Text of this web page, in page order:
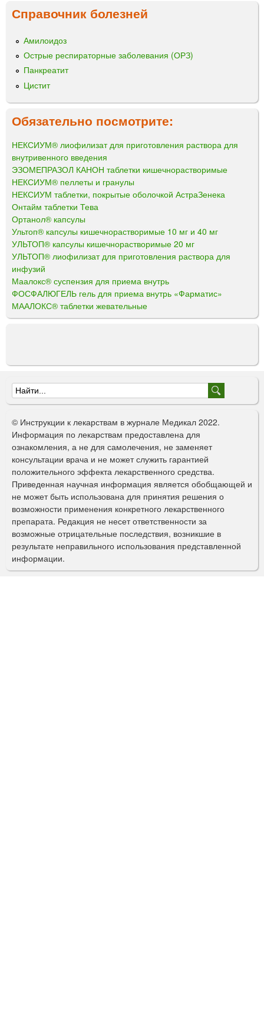
Справочник болезней
Амилоидоз
Острые респираторные заболевания (ОРЗ)
Панкреатит
Цистит
Обязательно посмотрите:
НЕКСИУМ® лиофилизат для приготовления раствора для
внутривенного введения
ЭЗОМЕПРАЗОЛ КАНОН таблетки кишечнорастворимые
НЕКСИУМ® пеллеты и гранулы
НЕКСИУМ таблетки, покрытые оболочкой АстраЗенека
Онтайм таблетки Тева
Ортанол® капсулы
Ультоп® капсулы кишечнорастворимые 10 мг и 40 мг
УЛЬТОП® капсулы кишечнорастворимые 20 мг
УЛЬТОП® лиофилизат для приготовления раствора для
инфузий
Маалокс® суспензия для приема внутрь
ФОСФАЛЮГЕЛЬ гель для приема внутрь «Фарматис»
МААЛОКС® таблетки жевательные
Ф
о
р
м
а
п
о
и
с
к
© Инструкции к лекарствам в журнале Медикал 2022.
Информация по лекарствам предоставлена для
ознакомления, а не для самолечения, не заменяет
консультации врача и не может служить гарантией
положительного эффекта лекарственного средства.
Приведенная научная информация является обобщающей и
не может быть использована для принятия решения о
возможности применения конкретного лекарственного
препарата. Редакция не несет ответственности за
возможные отрицательные последствия, возникшие в
результате неправильного использования представленной
информации.